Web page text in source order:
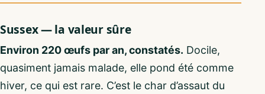
Sussex — la valeur sûre
Environ 220 œufs par an, constatés. Docile,
quasiment jamais malade, elle pond été comme
hiver, ce qui est rare. C’est le char d’assaut du